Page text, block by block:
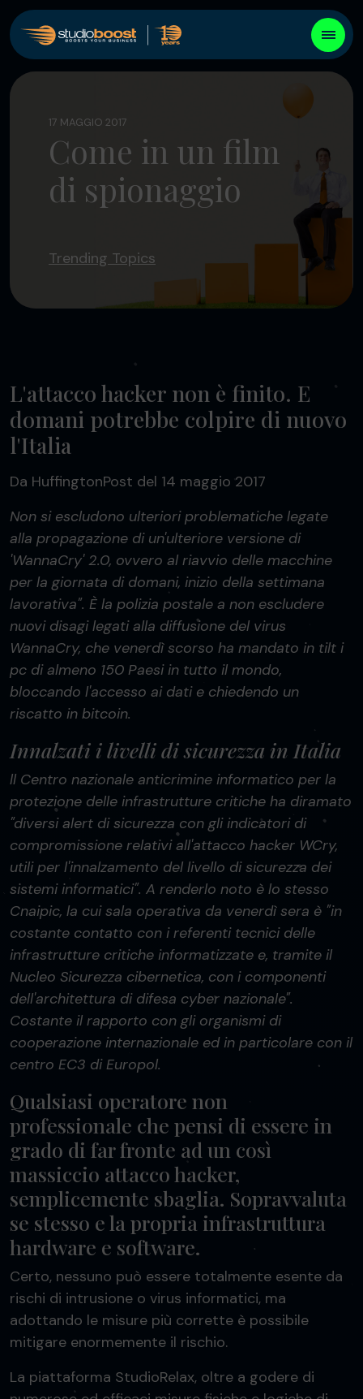
17 MAGGIO 2017
Come in un film
di spionaggio
Trending Topics
L'attacco hacker non è finito. E
domani potrebbe colpire di nuovo
l'Italia
Da HuffingtonPost del 14 maggio 2017
Non si escludono ulteriori problematiche legate
alla propagazione di un'ulteriore versione di
'WannaCry' 2.0, ovvero al riavvio delle macchine
per la giornata di domani, inizio della settimana
lavorativa". È la polizia postale a non escludere
nuovi disagi legati alla diffusione del virus
WannaCry, che venerdì scorso ha mandato in tilt i
pc di almeno 150 Paesi in tutto il mondo,
bloccando l'accesso ai dati e chiedendo un
riscatto in bitcoin.
Innalzati i livelli di sicurezza in Italia
ll Centro nazionale anticrimine informatico per la
protezione delle infrastrutture critiche ha diramato
"diversi alert di sicurezza con gli indicatori di
compromissione relativi all'attacco hacker WCry,
utili per l'innalzamento del livello di sicurezza dei
sistemi informatici". A renderlo noto è lo stesso
Cnaipic, la cui sala operativa da venerdì sera è "in
costante contatto con i referenti tecnici delle
infrastrutture critiche informatizzate e, tramite il
Nucleo Sicurezza cibernetica, con i componenti
dell'architettura di difesa cyber nazionale".
Costante il rapporto con gli organismi di
cooperazione internazionale ed in particolare con il
centro EC3 di Europol.
Qualsiasi operatore non
professionale che pensi di essere in
grado di far fronte ad un così
massiccio attacco hacker,
semplicemente sbaglia. Sopravvaluta
se stesso e la propria infrastruttura
hardware e software.
Certo, nessuno può essere totalmente esente da
rischi di intrusione o virus informatici, ma
adottando le misure più corrette è possibile
mitigare enormemente il rischio.
La piattaforma StudioRelax, oltre a godere di